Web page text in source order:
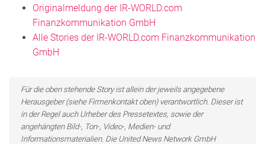
Originalmeldung der IR-WORLD.com
Finanzkommunikation GmbH
Alle Stories der IR-WORLD.com Finanzkommunikation
GmbH
Für die oben stehende Story ist allein der jeweils angegebene
Herausgeber (siehe Firmenkontakt oben) verantwortlich. Dieser ist
in der Regel auch Urheber des Pressetextes, sowie der
angehängten Bild-, Ton-, Video-, Medien- und
Informationsmaterialien. Die United News Network GmbH